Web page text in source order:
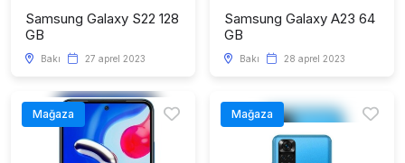
Samsung Galaxy S22 128
GB
Bakı 27 aprel 2023
Samsung Galaxy A23 64
GB
Bakı 28 aprel 2023
Mağaza Mağaza